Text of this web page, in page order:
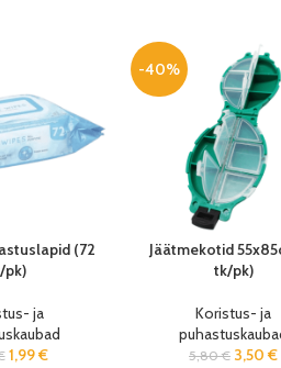
(72
pk)
ja
1,99€
-40%
Jäätmekotid
tk/pk)
Koristus- ja
5,80€ 3,50 €